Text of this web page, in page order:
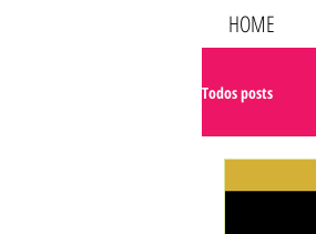
HOME
Todos posts